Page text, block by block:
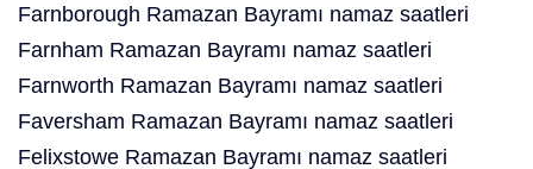
Farnborough Ramazan Bayramı namaz saatleri
Farnham Ramazan Bayramı namaz saatleri
Farnworth Ramazan Bayramı namaz saatleri
Faversham Ramazan Bayramı namaz saatleri
Felixstowe Ramazan Bayramı namaz saatleri